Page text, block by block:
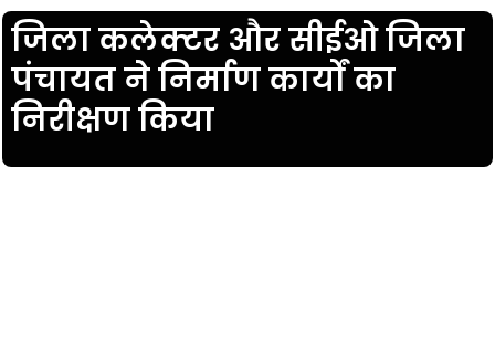
जिला कलेक्टर और सीईओ जिला
पंचायत ने निर्माण कार्यों का
निरीक्षण किया